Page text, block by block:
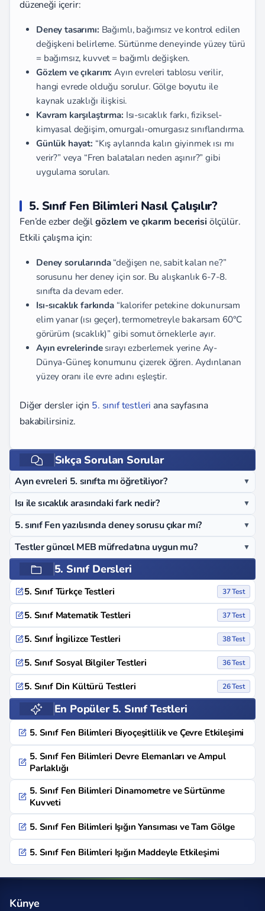
düzeneği içerir:
Deney tasarımı: Bağımlı, bağımsız ve kontrol edilen
değişkeni belirleme. Sürtünme deneyinde yüzey türü
= bağımsız, kuvvet = bağımlı değişken.
Gözlem ve çıkarım: Ayın evreleri tablosu verilir,
hangi evrede olduğu sorulur. Gölge boyutu ile
kaynak uzaklığı ilişkisi.
Kavram karşılaştırma: Isı-sıcaklık farkı, fiziksel-
kimyasal değişim, omurgalı-omurgasız sınıflandırma.
Günlük hayat: “Kış aylarında kalın giyinmek ısı mı
verir?” veya “Fren balataları neden aşınır?” gibi
uygulama soruları.
5. Sınıf Fen Bilimleri Nasıl Çalışılır?
Fen’de ezber değilgözlem ve çıkarım becerisi ölçülür.
Etkili çalışma için:
Deney sorularında“değişen ne, sabit kalan ne?”
sorusunu her deney için sor. Bu alışkanlık 6-7-8.
sınıfta da devam eder.
Isı-sıcaklık farkında“kalorifer petekine dokunursam
elim yanar (ısı geçer), termometreyle bakarsam 60°C
görürüm (sıcaklık)” gibi somut örneklerle ayır.
Ayın evrelerindesırayı ezberlemek yerine Ay-
Dünya-Güneş konumunu çizerek öğren. Aydınlanan
yüzey oranı ile evre adını eşleştir.
Diğer dersler için 5. sınıf testleri ana sayfasına
bakabilirsiniz.
Sıkça Sorulan Sorular
Ayın evreleri 5. sınıfta mı öğretiliyor? ▼
Isı ile sıcaklık arasındaki fark nedir? ▼
5. sınıf Fen yazılısında deney sorusu çıkar mı? ▼
Testler güncel MEB müfredatına uygun mu? ▼
5. Sınıf Dersleri
5. Sınıf Türkçe Testleri 37 Test
5. Sınıf Matematik Testleri 37 Test
5. Sınıf İngilizce Testleri 38 Test
5. Sınıf Sosyal Bilgiler Testleri 36 Test
5. Sınıf Din Kültürü Testleri 26 Test
En Popüler 5. Sınıf Testleri
5. Sınıf Fen Bilimleri Biyoçeşitlilik ve Çevre Etkileşimi
5. Sınıf Fen Bilimleri Devre Elemanları ve Ampul
Parlaklığı
5. Sınıf Fen Bilimleri Dinamometre ve Sürtünme
Kuvveti
5. Sınıf Fen Bilimleri Işığın Yansıması ve Tam Gölge
5. Sınıf Fen Bilimleri Işığın Maddeyle Etkileşimi
Künye